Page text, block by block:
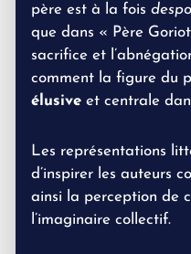
père est à la fois
que dans « Père
sacrifice et
comment la figure du
élusive et centrale
Les représentations
d’inspirer les auteurs
ainsi la perception de
l’imaginaire collectif.